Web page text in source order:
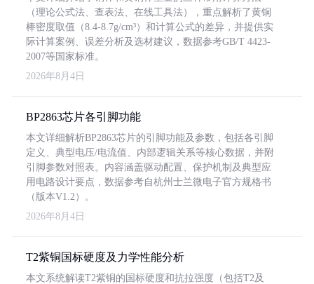
（理论公式法、查表法、在线工具法），重点解析了黄铜
棒密度取值（8.4-8.7g/cm³）和计算公式的差异，并提供实
际计算案例、误差分析及选材建议，数据参考GB/T 4423-
2007等国家标准。
2026年8月4日
BP2863芯片各引脚功能
本文详细解析BP2863芯片的引脚功能及参数，包括各引脚
定义、典型电压/电流值、内部逻辑关系等核心数据，并附
引脚参数对照表。内容涵盖驱动配置、保护机制及典型应
用电路设计要点，数据参考自杭州士兰微电子官方规格书
（版本V1.2）。
2026年8月4日
T2紫铜国标硬度及力学性能分析
本文系统解读T2紫铜的国标硬度和抗拉强度（包括T2及